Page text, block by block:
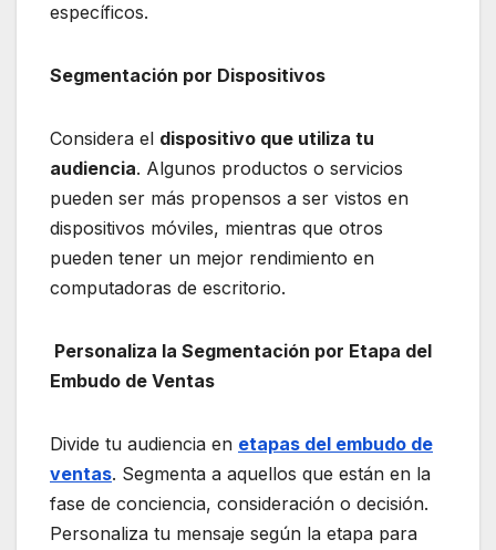
específicos.
Segmentación por Dispositivos
Considera el dispositivo que utiliza tu
audiencia. Algunos productos o servicios
pueden ser más propensos a ser vistos en
dispositivos móviles, mientras que otros
pueden tener un mejor rendimiento en
computadoras de escritorio.
Personaliza la Segmentación por Etapa del
Embudo de Ventas
Divide tu audiencia en etapas del embudo de
ventas. Segmenta a aquellos que están en la
fase de conciencia, consideración o decisión.
Personaliza tu mensaje según la etapa para